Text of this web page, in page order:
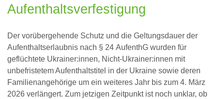
Aufenthaltsverfestigung
Der vorübergehende Schutz und die Geltungsdauer der
Aufenthaltserlaubnis nach § 24 AufenthG wurden für
geflüchtete Ukrainer:innen, Nicht-Ukrainer:innen mit
unbefristetem Aufenthaltstitel in der Ukraine sowie deren
Familienangehörige um ein weiteres Jahr bis zum 4. März
2026 verlängert. Zum jetzigen Zeitpunkt ist noch unklar, ob